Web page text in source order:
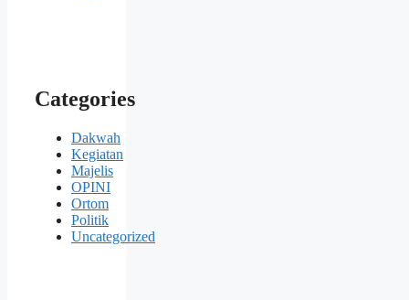
Categories
Dakwah
Kegiatan
Majelis
OPINI
Ortom
Politik
Uncategorized